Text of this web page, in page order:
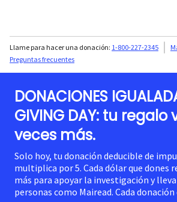
Preguntas frecuentes
Llame para hacer una donación: 1-800-227-2345
DONACIONES
GIVING DAY: tu regalo
veces más.
Solo hoy, tu donación deducible de
multiplica por 5. Cada dólar que dones
más para apoyar la investigación y
personas como Mairead. Cada donación